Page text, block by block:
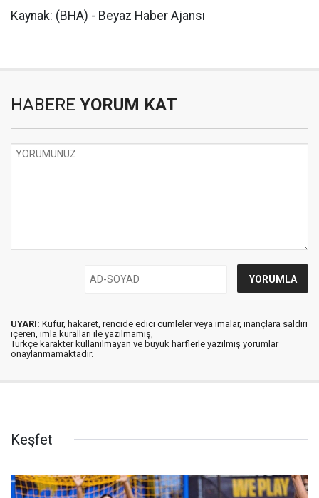
Kaynak: (BHA) - Beyaz Haber Ajansı
HABERE YORUM KAT
UYARI: Küfür, hakaret, rencide edici cümleler veya imalar, inançlara saldırı
içeren, imla kuralları ile yazılmamış,
Türkçe karakter kullanılmayan ve büyük harflerle yazılmış yorumlar
onaylanmamaktadır.
Keşfet